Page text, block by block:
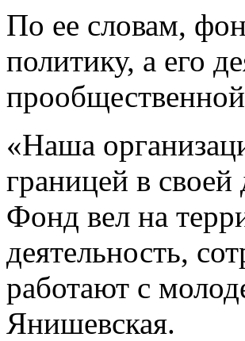
По ее словам,
политику, а его
«Наша
границей в
Фонд вел на
деятельность,
работают с
Янишевская.